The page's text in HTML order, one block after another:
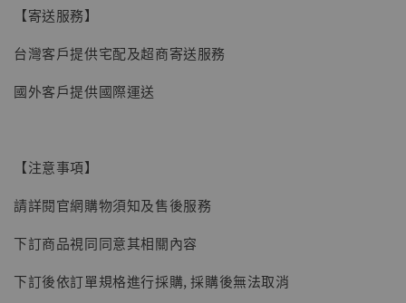
【現貨】BJSTUDIO 1/6系列可動蒐藏人偶 讓
NT$ 4,980
NT$ 5,300
加入購物車
【寄送服務】
台灣客戶提供宅配及超商寄送服務
國外客戶提供國際運送
【注意事項】
請詳閱官網購物須知及售後服務
下訂商品視同同意其相關內容
下訂後依訂單規格進行採購, 採購後無法取消